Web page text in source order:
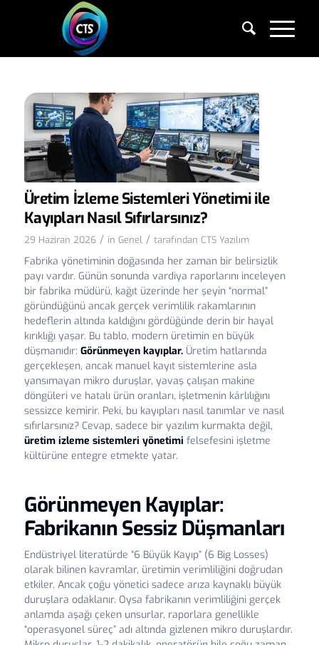
Üretim İzleme Sistemleri Yönetimi ile
Kayıpları Nasıl Sıfırlarsınız?
29 Haziran 2026 / in Genel / tarafından CTS Yazılım
Fabrika yönetiminin doğasında her zaman bir belirsizlik
payı vardır. Günün sonunda vardiya raporlarını inceleyen
bir fabrika müdürü, kağıt üzerinde her şeyin “normal”
göründüğünü ancak gerçek verimlilik rakamlarının
hedeflerin altında kaldığını gördüğünde derin bir hayal
kırıklığı yaşar. Bu tablo, modern üretimin en büyük
düşmanıdır: Görünmeyen kayıplar. Üretim hatlarında
gerçekleşen, ancak manuel kayıt sistemlerine asla
yansımayan mikro duruşlar, yavaş çalışan makine
döngüleri ve hatalı ürün oranları, işletmenin kârlılığını
sessizce kemirir. Peki, bu kayıpları nasıl tanımlar ve nasıl
sıfırlarsınız? Cevap, sadece bir yazılım kurmakta değil,
üretim izleme sistemleri yönetimi felsefesini işletme
kültürüne entegre etmekte yatar.
Görünmeyen Kayıplar:
Fabrikanın Sessiz Düşmanları
Endüstriyel literatürde “6 Büyük Kayıp” (6 Big Losses)
olarak bilinen kavramlar, üretimin verimliliğini doğrudan
etkiler. Ancak çoğu yönetici sadece arıza kaynaklı büyük
duruşlara odaklanır. Oysa fabrikanın verimliliğini gerçek
anlamda aşağı çeken unsurlar, raporlara genellikle
“operasyonel süreç” adı altında gizlenen mikro duruşlardır.